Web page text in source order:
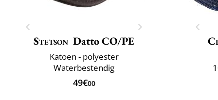
Stetson Datto CO/PE
Katoen - polyester
Waterbestendig
49€00